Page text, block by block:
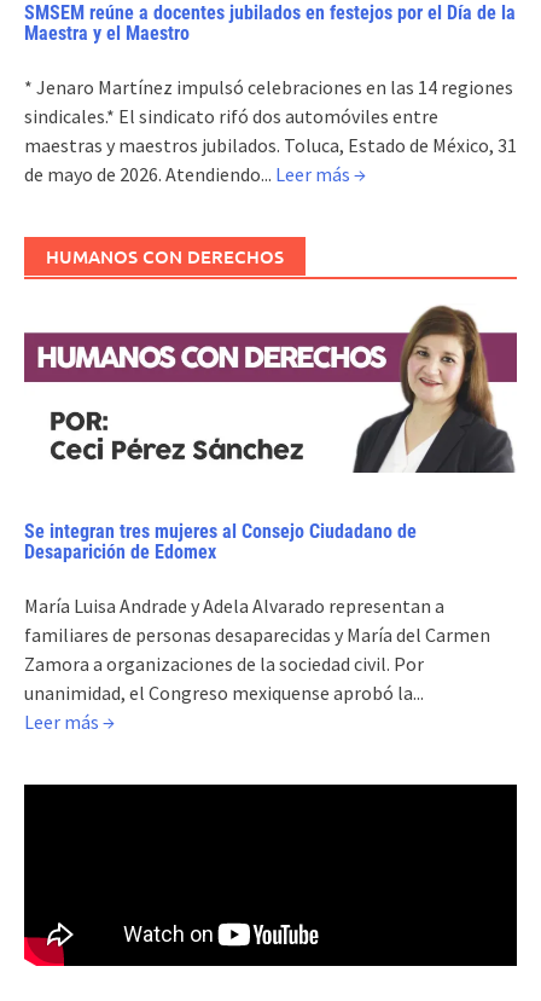
SMSEM reúne a docentes jubilados en festejos por el Día de la
Maestra y el Maestro
* Jenaro Martínez impulsó celebraciones en las 14 regiones
sindicales.* El sindicato rifó dos automóviles entre
maestras y maestros jubilados. Toluca, Estado de México, 31
de mayo de 2026. Atendiendo... Leer más →
HUMANOS CON DERECHOS
Se integran tres mujeres al Consejo Ciudadano de
Desaparición de Edomex
María Luisa Andrade y Adela Alvarado representan a
familiares de personas desaparecidas y María del Carmen
Zamora a organizaciones de la sociedad civil. Por
unanimidad, el Congreso mexiquense aprobó la...
Leer más →